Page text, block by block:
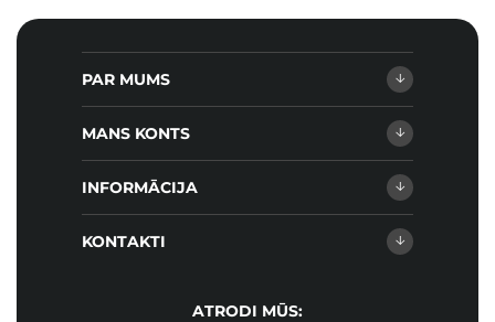
PAR MUMS
MANS KONTS
INFORMĀCIJA
KONTAKTI
ATRODI MŪS: